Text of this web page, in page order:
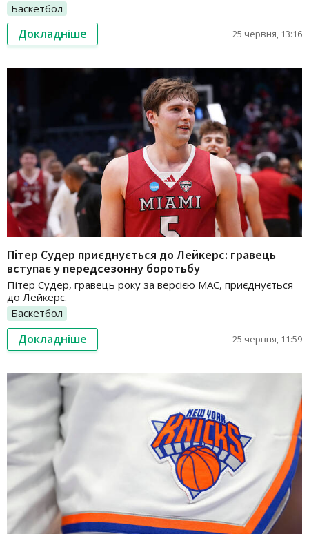
Баскетбол
Докладніше 25 червня, 13:16
Пітер Судер приєднується до Лейкерс: гравець
вступає у передсезонну боротьбу
Пітер Судер, гравець року за версією MAC, приєднується
до Лейкерс.
Баскетбол
Докладніше 25 червня, 11:59